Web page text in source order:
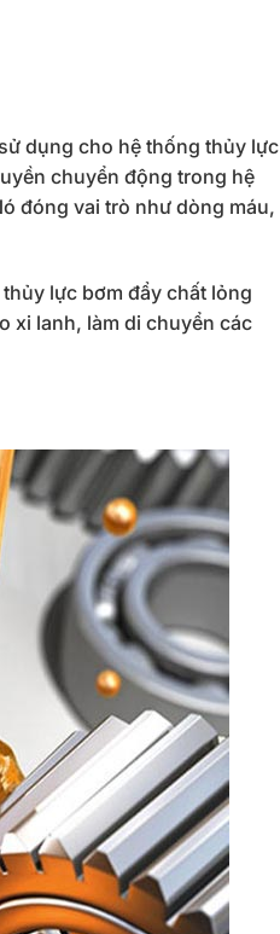
dụng cho hệ thống thủy lực
chuyển động trong hệ
đóng vai trò như dòng máu,
lực bơm đẩy chất lỏng
xi lanh, làm di chuyển các